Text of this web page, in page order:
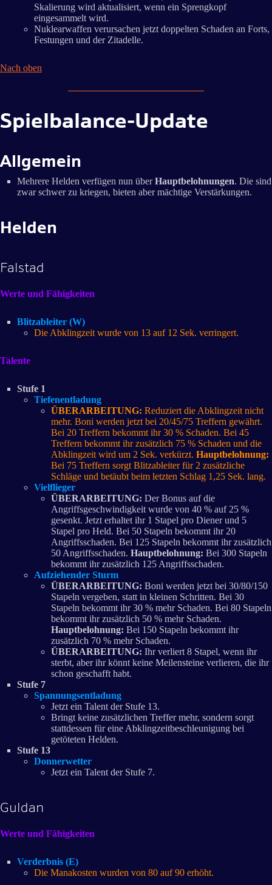
Skalierung wird aktualisiert, wenn ein Sprengkopf
eingesammelt wird.
Nuklearwaffen verursachen jetzt doppelten Schaden an Forts,
Festungen und der Zitadelle.
Nach oben
Spielbalance-Update
Allgemein
Mehrere Helden verfügen nun überHauptbelohnungen. Die sind
zwar schwer zu kriegen, bieten aber mächtige Verstärkungen.
Helden
Falstad
Werte und Fähigkeiten
Blitzableiter (W)
Die Abklingzeit wurde von 13 auf 12 Sek. verringert.
Talente
Stufe 1
Tiefenentladung
ÜBERARBEITUNG: Reduziert die Abklingzeit nicht
mehr. Boni werden jetzt bei 20/45/75 Treffern gewährt.
Bei 20 Treffern bekommt ihr 30 % Schaden. Bei 45
Treffern bekommt ihr zusätzlich 75 % Schaden und die
Abklingzeit wird um 2 Sek. verkürzt. Hauptbelohnung:
Bei 75 Treffern sorgt Blitzableiter für 2 zusätzliche
Schläge und betäubt beim letzten Schlag 1,25 Sek. lang.
Vielflieger
ÜBERARBEITUNG: Der Bonus auf die
Angriffsgeschwindigkeit wurde von 40 % auf 25 %
gesenkt. Jetzt erhaltet ihr 1 Stapel pro Diener und 5
Stapel pro Held. Bei 50 Stapeln bekommt ihr 20
Angriffsschaden. Bei 125 Stapeln bekommt ihr zusätzlich
50 Angriffsschaden. Hauptbelohnung: Bei 300 Stapeln
bekommt ihr zusätzlich 125 Angriffsschaden.
Aufziehender Sturm
ÜBERARBEITUNG: Boni werden jetzt bei 30/80/150
Stapeln vergeben, statt in kleinen Schritten. Bei 30
Stapeln bekommt ihr 30 % mehr Schaden. Bei 80 Stapeln
bekommt ihr zusätzlich 50 % mehr Schaden.
Hauptbelohnung: Bei 150 Stapeln bekommt ihr
zusätzlich 70 % mehr Schaden.
ÜBERARBEITUNG: Ihr verliert 8 Stapel, wenn ihr
sterbt, aber ihr könnt keine Meilensteine verlieren, die ihr
schon geschafft habt.
Stufe 7
Spannungsentladung
Jetzt ein Talent der Stufe 13.
Bringt keine zusätzlichen Treffer mehr, sondern sorgt
stattdessen für eine Abklingzeitbeschleunigung bei
getöteten Helden.
Stufe 13
Donnerwetter
Jetzt ein Talent der Stufe 7.
Guldan
Werte und Fähigkeiten
Verderbnis (E)
Die Manakosten wurden von 80 auf 90 erhöht.